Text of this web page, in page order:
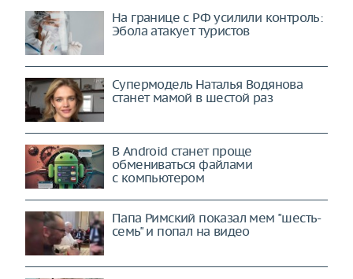
На границе с РФ усилили контроль:
Эбола атакует туристов
Супермодель Наталья Водянова
станет мамой в шестой раз
В Android станет проще
обмениваться файлами
с компьютером
Папа Римский показал мем "шесть-
семь" и попал на видео